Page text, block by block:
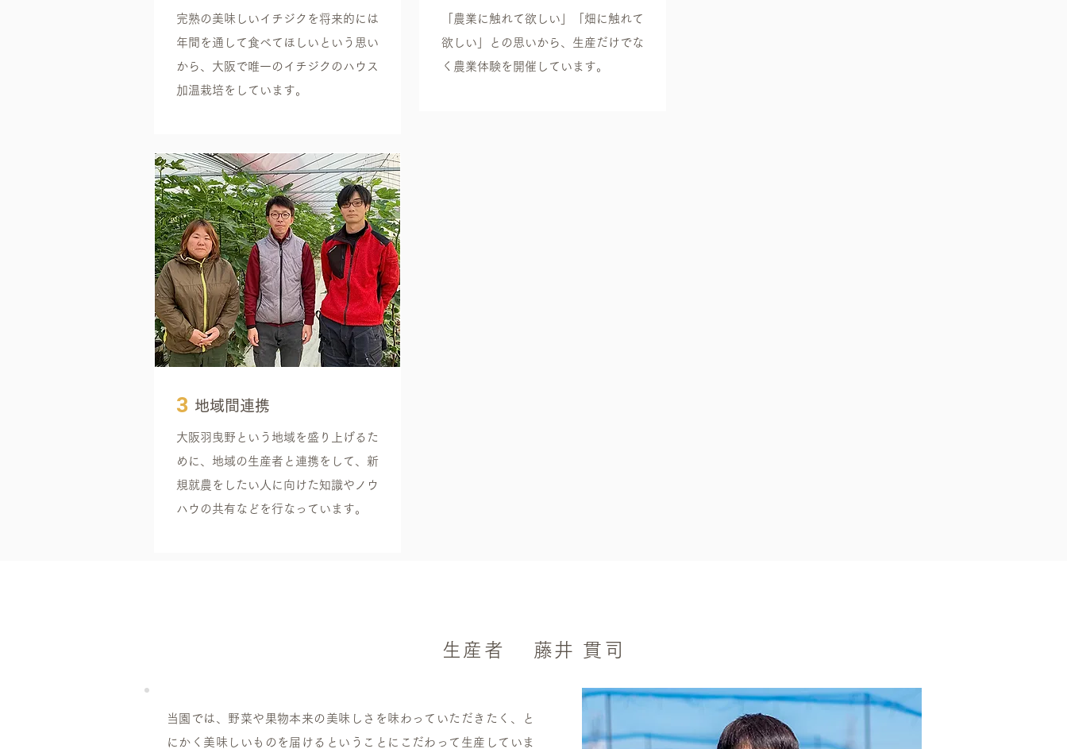
完熟の美味しいイチジクを将来的には
年間を通して食べてほしいという思い
から、大阪で唯一のイチジクのハウス
加温栽培をしています。
「農業に触れて欲しい」「畑に触れて
欲しい」との思いから、生産だけでな
く農業体験を開催しています。
大阪羽曳野という地域を盛り上げるた
めに、地域の生産者と連携をして、新
規就農をしたい人に向けた知識やノウ
ハウの共有などを行なっています。
3 地域間連携
生産者 藤井 貫司
当園では、野菜や果物本来の美味しさを味わっていただきたく、と
にかく美味しいものを届けるということにこだわって生産していま